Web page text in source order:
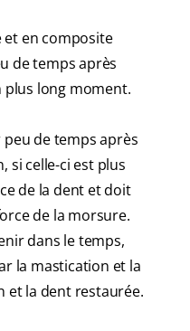
et en composite
de temps après
plus long moment.
de temps après
si celle-ci est plus
de la dent et doit
de la morsure.
dans le temps,
la mastication et la
et la dent restaurée.